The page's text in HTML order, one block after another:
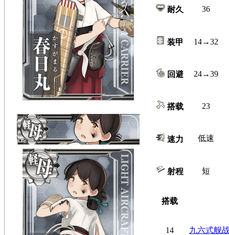
耐久 36
装甲 14→32
回避 24→39
搭载 23
速力 低速
射程 短
搭载
14 九六式舰